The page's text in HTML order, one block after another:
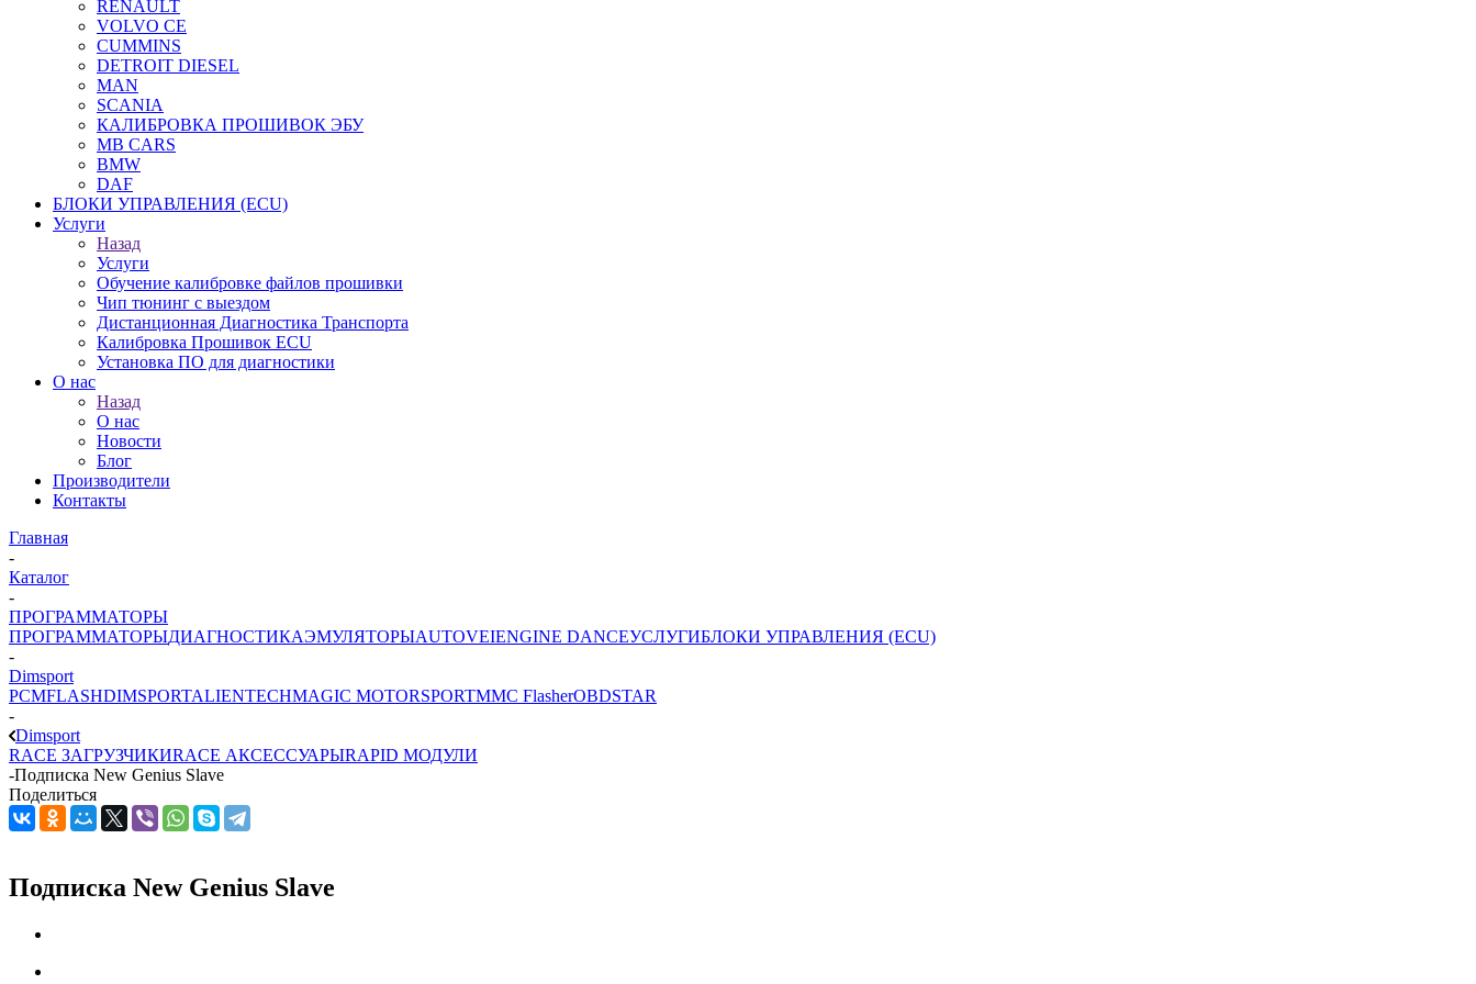
RENAULT
VOLVO CE
CUMMINS
DETROIT DIESEL
MAN
SCANIA
КАЛИБРОВКА ПРОШИВОК ЭБУ
MB CARS
BMW
DAF
БЛОКИ УПРАВЛЕНИЯ (ECU)
Услуги
Назад
Услуги
Обучение калибровке файлов прошивки
Чип тюнинг с выездом
Дистанционная Диагностика Транспорта
Калибровка Прошивок ECU
Установка ПО для диагностики
О нас
Назад
О нас
Новости
Блог
Производители
Контакты
Главная
-
Каталог
-
ПРОГРАММАТОРЫ
ПРОГРАММАТОРЫДИАГНОСТИКАЭМУЛЯТОРЫAUTOVEIENGINE DANCEУСЛУГИБЛОКИ УПРАВЛЕНИЯ (ECU)
-
Dimsport
PCMFLASHDIMSPORTALIENTECHMAGIC MOTORSPORTMMC FlasherOBDSTAR
-
Dimsport
RACE ЗАГРУЗЧИКИRACE АКСЕССУАРЫRAPID МОДУЛИ
-Подписка New Genius Slave
Поделиться
Подписка New Genius Slave